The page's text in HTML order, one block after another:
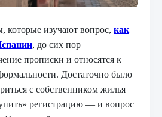
которые изучают вопрос, как
, до сих пор
прописки и относятся к
Достаточно было
с собственником жилья
регистрацию — и вопрос